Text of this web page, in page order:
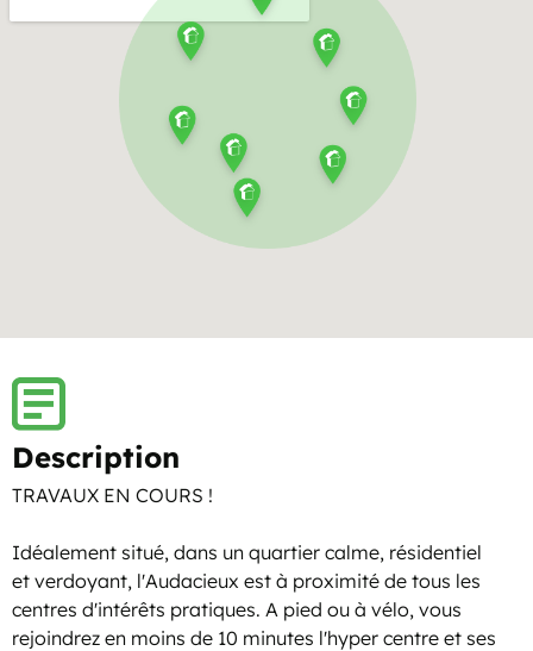
Description
TRAVAUX EN COURS !
Idéalement situé, dans un quartier calme, résidentiel
et verdoyant, l'Audacieux est à proximité de tous les
centres d'intérêts pratiques. A pied ou à vélo, vous
rejoindrez en moins de 10 minutes l'hyper centre et ses